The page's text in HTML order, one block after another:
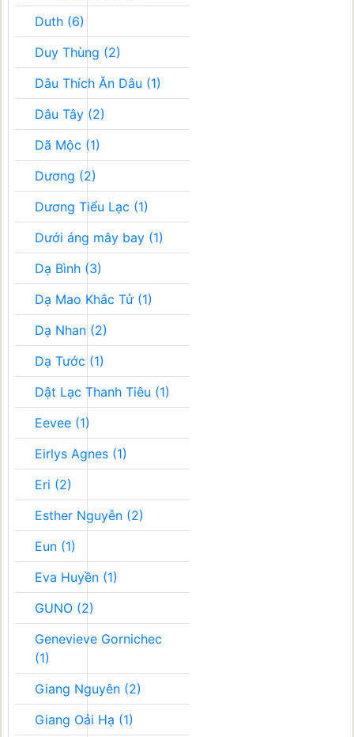
Duth (6)
Duy Thùng (2)
Dâu Thích Ăn Dâu (1)
Dâu Tây (2)
Dã Mộc (1)
Dương (2)
Dương Tiểu Lạc (1)
Dưới áng mây bay (1)
Dạ Bình (3)
Dạ Mao Khắc Tử (1)
Dạ Nhan (2)
Dạ Tước (1)
Dật Lạc Thanh Tiêu (1)
Eevee (1)
Eirlys Agnes (1)
Eri (2)
Esther Nguyễn (2)
Eun (1)
Eva Huyền (1)
GUNO (2)
Genevieve Gornichec
(1)
Giang Nguyên (2)
Giang Oải Hạ (1)